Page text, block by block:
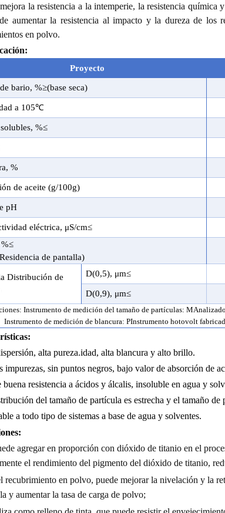
la resistencia a la intemperie, la resistencia
aumentar la resistencia al impacto y la dureza de los
en polvo.
Proyecto
bario, %≥(base seca)
a 105℃
solubles, %≤
, %
de aceite (g/100g)
pH
eléctrica, μS/cm≤
%≤
Residencia de pantalla)
Distribución de
D(0,5), μm≤
D(0,9), μm≤
Instrumento de medición del tamaño de partículas: M
Instrumento de medición de blancura:PInstrumento hotovolt
alta pureza.idad, alta blancura y alto brillo.
impurezas, sin puntos negros, bajo valor de absorción de
buena resistencia a ácidos y álcalis, insoluble en agua y
del tamaño de partícula es estrecha y el tamaño
a todo tipo de sistemas a base de agua y solventes.
agregar en proporción con dióxido de titanio en el
el rendimiento del pigmento del dióxido de titanio,
recubrimiento en polvo, puede mejorar la nivelación y la
y aumentar la tasa de carga de polvo;